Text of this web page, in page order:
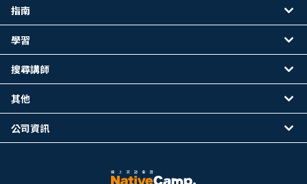
指南
學習
搜尋講師
其他
公司資訊